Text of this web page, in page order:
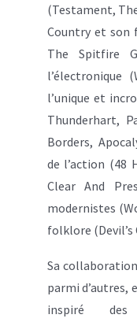
(Testament,
Country et son
The Spitfire
l’électronique
l’unique et
Thunderhart,
Borders,
de l’action (48
Clear And
modernistes
folklore (Devil’s
Sa
parmi d’autres,
inspiré des